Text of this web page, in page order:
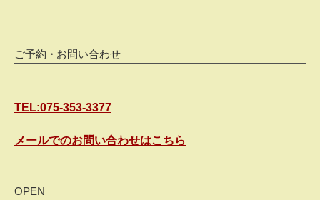
ご予約・お問い合わせ
TEL:075-353-3377
メールでのお問い合わせはこちら
OPEN